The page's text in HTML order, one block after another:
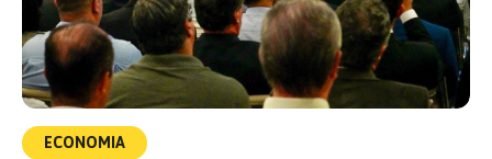
ECONOMIA